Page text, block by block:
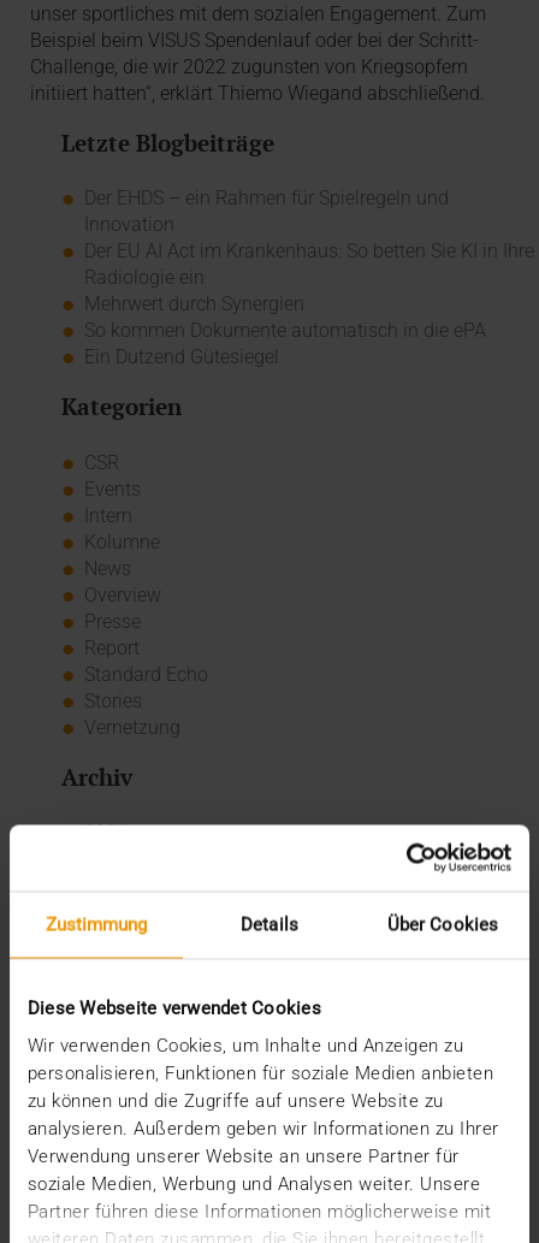
Zustimmung Details Über Cookies
Diese Webseite verwendet Cookies
Wir verwenden Cookies, um Inhalte und Anzeigen zu
personalisieren, Funktionen für soziale Medien anbieten
zu können und die Zugriffe auf unsere Website zu
analysieren. Außerdem geben wir Informationen zu Ihrer
Verwendung unserer Website an unsere Partner für
soziale Medien, Werbung und Analysen weiter. Unsere
Partner führen diese Informationen möglicherweise mit
unser sportliches mit dem sozialen Engagement. Zum
Beispiel beim VISUS Spendenlauf oder bei der Schritt-
Challenge, die wir 2022 zugunsten von Kriegsopfern
initiiert hatten“, erklärt Thiemo Wiegand abschließend.
Letzte Blogbeiträge
Der EHDS – ein Rahmen für Spielregeln und
Innovation
Der EU AI Act im Krankenhaus: So betten Sie KI in Ihre
Radiologie ein
Mehrwert durch Synergien
So kommen Dokumente automatisch in die ePA
Ein Dutzend Gütesiegel
Kategorien
CSR
Events
Intern
Kolumne
News
Overview
Presse
Report
Standard Echo
Stories
Vernetzung
Archiv
2026
Mai (3)
Februar (2)
2025
Dezember (5)
November (3)
Oktober (2)
September (3)
August (3)
Juli (3)